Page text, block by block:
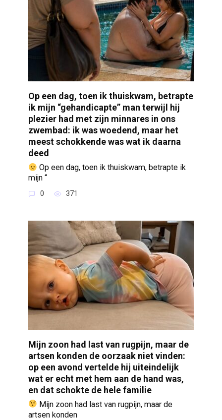
Op een dag, toen ik thuiskwam, betrapte
ik mijn “gehandicapte” man terwijl hij
plezier had met zijn minnares in ons
zwembad: ik was woedend, maar het
meest schokkende was wat ik daarna
deed
Op een dag, toen ik thuiskwam, betrapte ik
mijn “
0 371
Mijn zoon had last van rugpijn, maar de
artsen konden de oorzaak niet vinden:
op een avond vertelde hij uiteindelijk
wat er echt met hem aan de hand was,
en dat schokte de hele familie
Mijn zoon had last van rugpijn, maar de
artsen konden